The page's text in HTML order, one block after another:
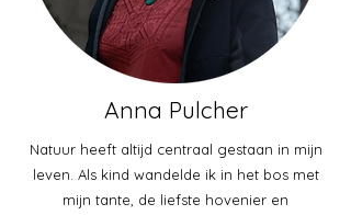
Anna Pulcher
Natuur heeft altijd centraal gestaan in mijn
leven. Als kind wandelde ik in het bos met
mijn tante, de liefste hovenier en